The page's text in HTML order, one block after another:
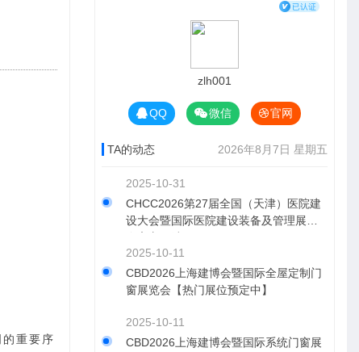
的重要序
zlh001
QQ 微信 官网
TA的动态 2026年8月7日 星期五
2025-10-31
CHCC2026第27届全国（天津）医院建
设大会暨国际医院建设装备及管理展览
2025-10-11
CBD2026上海建博会暨国际全屋定制门
窗展览会【热门展位预定中】
2025-10-11
CBD2026上海建博会暨国际系统门窗展